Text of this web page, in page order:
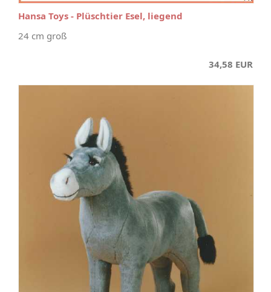
Hansa Toys - Plüschtier Esel, liegend
24 cm groß
34,58 EUR